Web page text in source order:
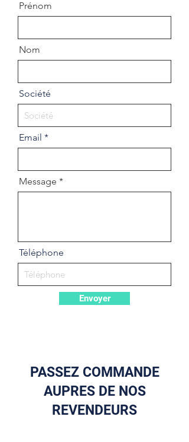
Prénom
Nom
Société
Email
Message
Téléphone
Envoyer
PASSEZ COMMANDE
AUPRES DE NOS
REVENDEURS